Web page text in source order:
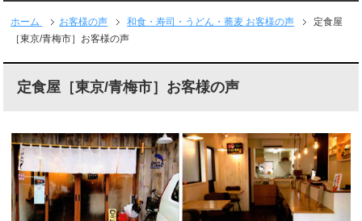
ホーム お客様の声 和食・寿司・うどん・蕎麦 お客様の声
定食屋
［東京/青梅市］お客様の声
定食屋［東京/青梅市］お客様の声